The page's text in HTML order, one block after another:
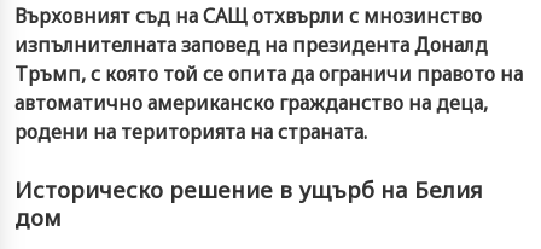
Върховният съд на САЩ отхвърли с мнозинство
изпълнителната заповед на президента Доналд
Тръмп, с която той се опита да ограничи правото на
автоматично американско гражданство на деца,
родени на територията на страната.
Историческо решение в ущърб на Белия
дом